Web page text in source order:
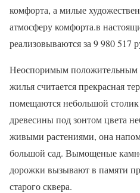
комфорта, а милые
атмосферу комфорта.в
реализовываются за 9 980 517
Неоспоримым положительным
жилья считается прекрасная
помещаются небольшой
древесины под зонтом цвета
живыми растениями, она
большой сад. Вымощеные
дорожки вызывают в памяти
старого сквера.